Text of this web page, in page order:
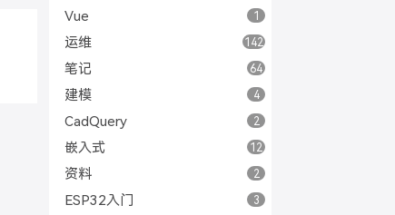
Vue 1
运维 142
笔记 64
建模 4
CadQuery 2
嵌入式 12
资料 2
ESP32入门 3